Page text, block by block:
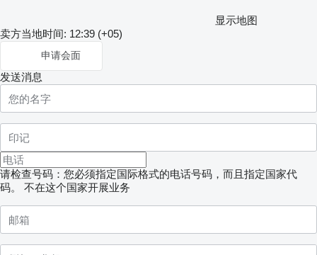
显示地图
卖方当地时间: 12:39 (+05)
申请会面
发送消息
请检查号码：您必须指定国际格式的电话号码，而且指定国家代
码。
不在这个国家开展业务